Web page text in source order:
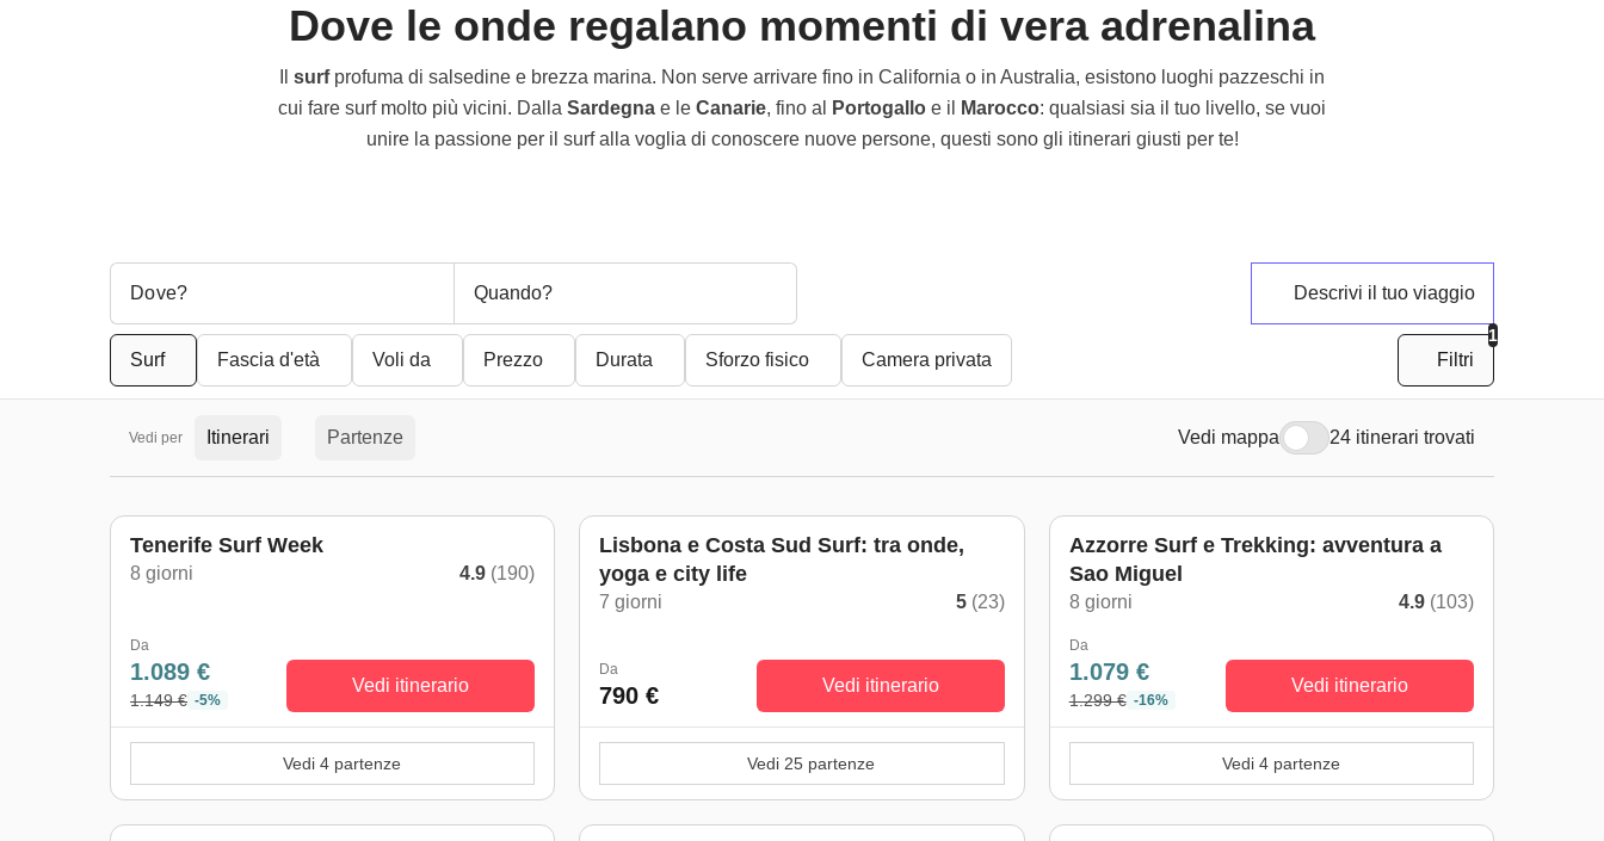
Dove le onde regalano momenti di vera adrenalina
surfprofuma di salsedine e brezza marina. Non serve arrivare fino in California o in Australia, esistono luoghi pazzeschi in
cui fare surf molto più vicini. Dalla Sardegna e le Canarie, fino al Portogallo e il Marocco: qualsiasi sia il tuo livello, se vuoi
unire la passione per il surf alla voglia di conoscere nuove persone, questi sono gli itinerari giusti per te!
Quando? Descrivi il tuo viaggio
Surf Fascia d'età Voli da Prezzo Durata Sforzo fisico Camera privata Filtri
1
Vedi per Itinerari Partenze 24 itinerari trovati
Vedi mappa
Tenerife Surf Week
8 giorni 4.9 (190)
Da
1.089 €
1.149 € -5%
Vedi itinerario
Vedi 4 partenze
Lisbona e Costa Sud Surf: tra onde,
yoga e city life
7 giorni 5 (23)
Da
790 € Vedi itinerario
Vedi 25 partenze
Azzorre Surf e Trekking: avventura a
Sao Miguel
8 giorni 4.9 (103)
Da
1.079 €
1.299 € -16%
Vedi itinerario
Vedi 4 partenze